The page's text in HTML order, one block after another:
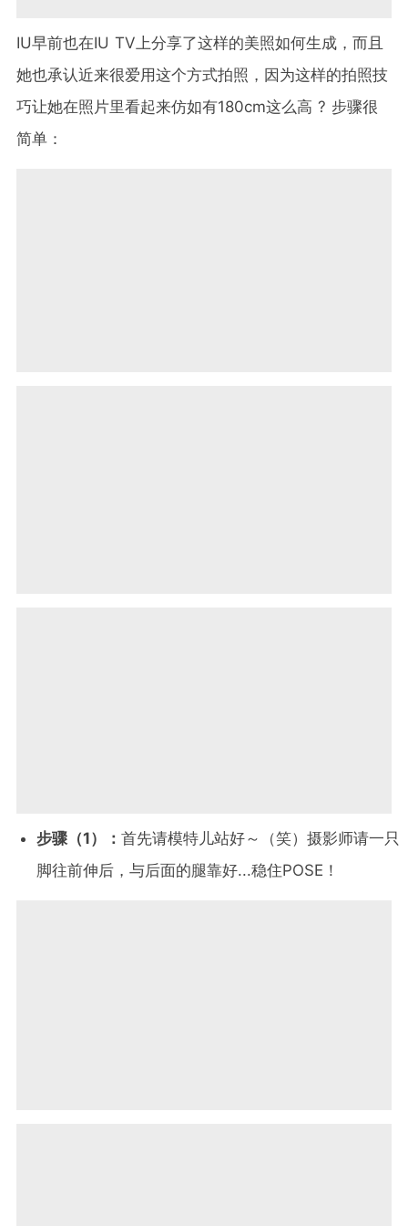
IU早前也在IU TV上分享了这样的美照如何生成，而且
她也承认近来很爱用这个方式拍照，因为这样的拍照技
巧让她在照片里看起来仿如有180cm这么高 ? 步骤很
简单：
步骤（1）： 首先请模特儿站好～（笑）摄影师请一只
脚往前伸后，与后面的腿靠好...稳住POSE！